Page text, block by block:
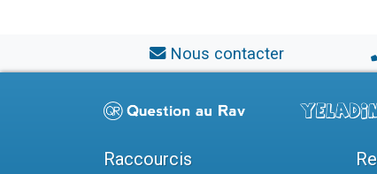
Nous contacter
Raccourcis